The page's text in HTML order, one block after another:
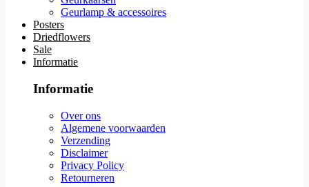
Geurlamp & accessoires
Posters
Driedflowers
Sale
Informatie
Informatie
Over ons
Algemene voorwaarden
Verzending
Disclaimer
Privacy Policy
Retourneren